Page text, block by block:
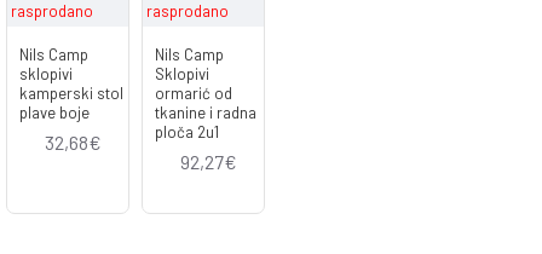
rasprodano
Nils Camp
sklopivi
kamperski stol
plave boje
32,68€
rasprodano
Nils Camp
Sklopivi
ormarić od
tkanine i radna
ploča 2u1
92,27€